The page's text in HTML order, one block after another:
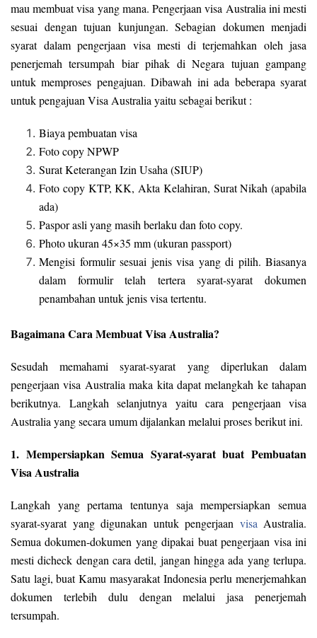
mau membuat visa yang mana. Pengerjaan visa Australia ini mesti
sesuai dengan tujuan kunjungan. Sebagian dokumen menjadi
syarat dalam pengerjaan visa mesti di terjemahkan oleh jasa
penerjemah tersumpah biar pihak di Negara tujuan gampang
untuk memproses pengajuan. Dibawah ini ada beberapa syarat
untuk pengajuan Visa Australia yaitu sebagai berikut :
Biaya pembuatan visa
Foto copy NPWP
Surat Keterangan Izin Usaha (SIUP)
Foto copy KTP, KK, Akta Kelahiran, Surat Nikah (apabila
ada)
Paspor asli yang masih berlaku dan foto copy.
Photo ukuran 45×35 mm (ukuran passport)
Mengisi formulir sesuai jenis visa yang di pilih. Biasanya
dalam formulir telah tertera syarat-syarat dokumen
penambahan untuk jenis visa tertentu.
Bagaimana Cara Membuat Visa Australia?
Sesudah memahami syarat-syarat yang diperlukan dalam
pengerjaan visa Australia maka kita dapat melangkah ke tahapan
berikutnya. Langkah selanjutnya yaitu cara pengerjaan visa
Australia yang secara umum dijalankan melalui proses berikut ini.
1. Mempersiapkan Semua Syarat-syarat buat Pembuatan
Visa Australia
Langkah yang pertama tentunya saja mempersiapkan semua
syarat-syarat yang digunakan untuk pengerjaan visaAustralia.
Semua dokumen-dokumen yang dipakai buat pengerjaan visa ini
mesti dicheck dengan cara detil, jangan hingga ada yang terlupa.
Satu lagi, buat Kamu masyarakat Indonesia perlu menerjemahkan
dokumen terlebih dulu dengan melalui jasa penerjemah
tersumpah.